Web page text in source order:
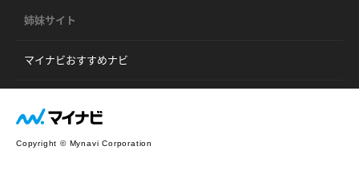
姉妹サイト
マイナビおすすめナビ
Copyright © Mynavi Corporation